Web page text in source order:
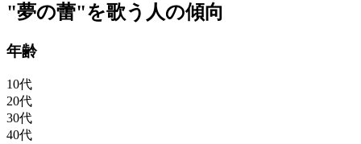
"夢の蕾"を歌う人の傾向
年齢
10代
20代
30代
40代